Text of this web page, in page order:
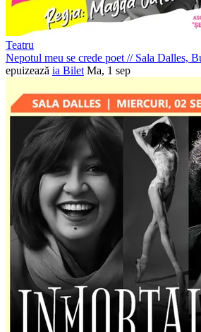
Teatru
Nepotul meu se crede poet //Sala Dalles,
epuizează ia Bilet Ma, 1 sep